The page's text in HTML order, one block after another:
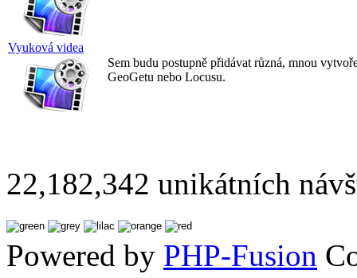
Vyuková videa
Sem budu postupně přidávat různá, mnou
GeoGetu nebo Locusu.
22,182,342 unikátních
Powered by PHP-Fusion